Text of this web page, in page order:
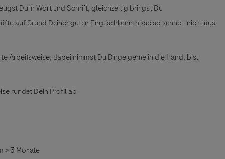
Du in Wort und Schrift, gleichzeitig bringst Du
auf Grund Deiner guten Englischkenntnisse so schnell nicht aus
Arbeitsweise, dabei nimmst Du Dinge gerne in die Hand, bist
rundet Dein Profil ab
> 3 Monate